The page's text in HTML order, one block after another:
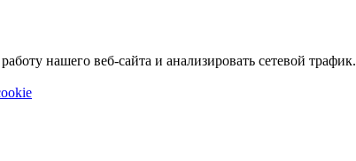
нашего веб-сайта и анализировать сетевой трафик.